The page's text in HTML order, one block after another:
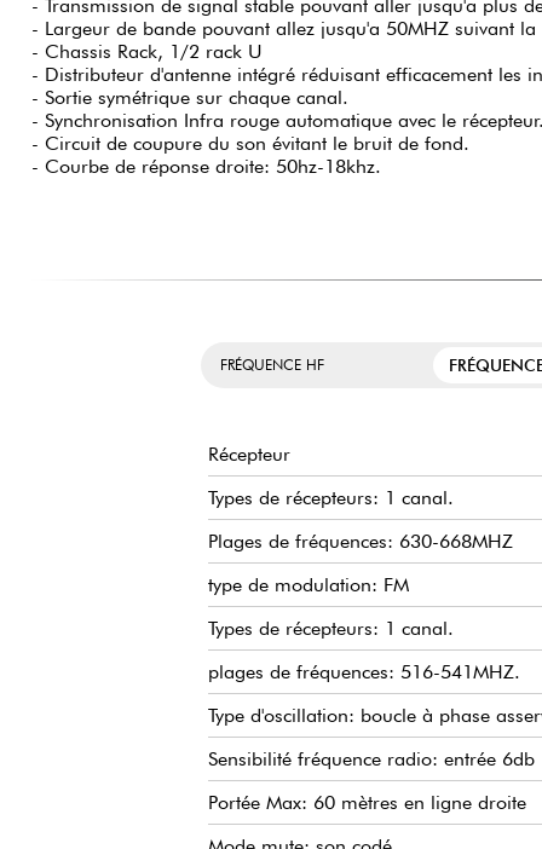
- Transmission de signal stable pouvant aller jusqu'a plus
- Largeur de bande pouvant allez jusqu'a 50MHZ suivant
- Chassis Rack, 1/2 rack U
- Distributeur d'antenne intégré réduisant efficacement les
- Sortie symétrique sur chaque canal.
- Synchronisation Infra rouge automatique avec le récepteur.
- Circuit de coupure du son évitant le bruit de fond.
- Courbe de réponse droite: 50hz-18khz.
FRÉQUENCE HF
Récepteur
Types de récepteurs: 1 canal.
Plages de fréquences: 630-668MHZ
type de modulation: FM
Types de récepteurs: 1 canal.
plages de fréquences: 516-541MHZ.
Type d'oscillation: boucle à phase
Sensibilité fréquence radio: entrée 6db
Portée Max: 60 mètres en ligne droite